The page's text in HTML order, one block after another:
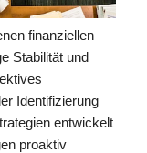
finanziellen
Stabilität und
Identifizierung
entwickelt
proaktiv